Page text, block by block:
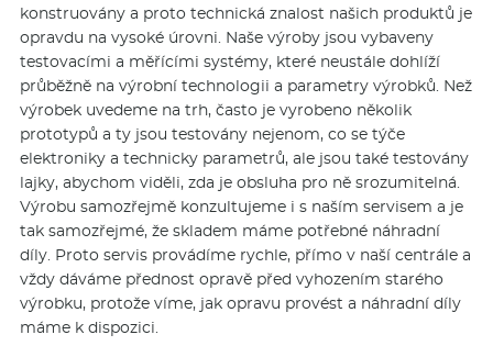
konstruovány a proto technická znalost našich produktů je
opravdu na vysoké úrovni. Naše výroby jsou vybaveny
testovacími a měřícími systémy, které neustále dohlíží
průběžně na výrobní technologii a parametry výrobků. Než
výrobek uvedeme na trh, často je vyrobeno několik
prototypů a ty jsou testovány nejenom, co se týče
elektroniky a technicky parametrů, ale jsou také testovány
lajky, abychom viděli, zda je obsluha pro ně srozumitelná.
Výrobu samozřejmě konzultujeme i s naším servisem a je
tak samozřejmé, že skladem máme potřebné náhradní
díly. Proto servis provádíme rychle, přímo v naší centrále a
vždy dáváme přednost opravě před vyhozením starého
výrobku, protože víme, jak opravu provést a náhradní díly
máme k dispozici.